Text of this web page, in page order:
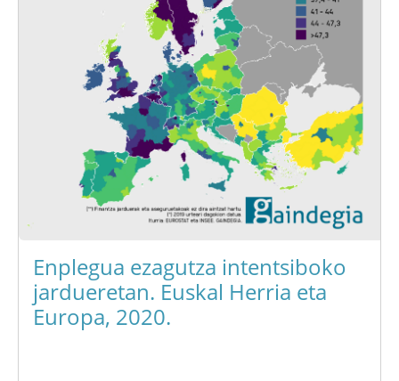
Enplegua ezagutza intentsiboko
jardueretan. Euskal Herria eta
Europa, 2020.